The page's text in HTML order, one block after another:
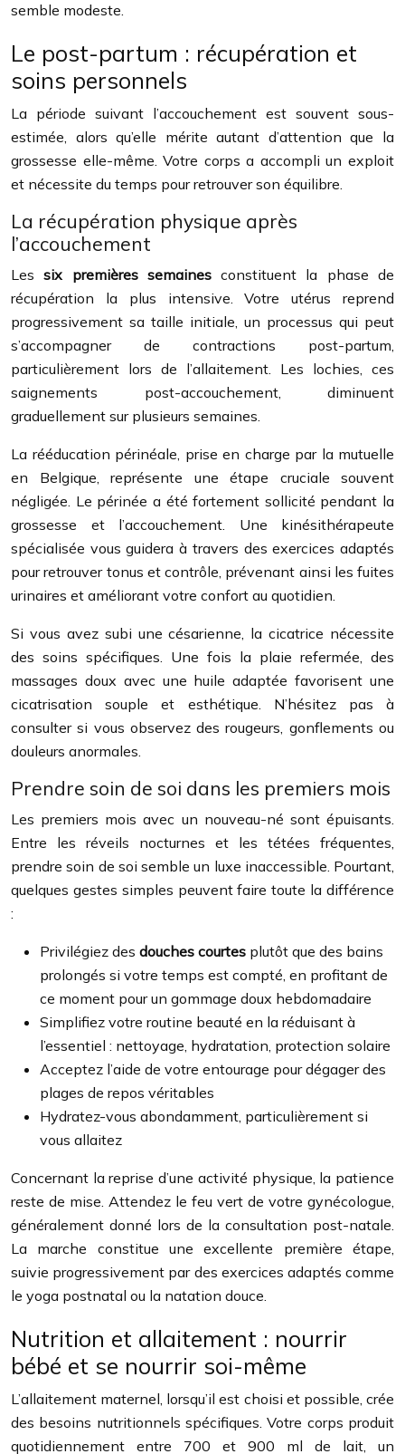
semble modeste.
Le post-partum : récupération et
soins personnels
La période suivant l’accouchement est souvent sous-
estimée, alors qu’elle mérite autant d’attention que la
grossesse elle-même. Votre corps a accompli un exploit
et nécessite du temps pour retrouver son équilibre.
La récupération physique après
l’accouchement
Lessix premières semainesconstituent la phase de
récupération la plus intensive. Votre utérus reprend
progressivement sa taille initiale, un processus qui peut
s’accompagner de contractions post-partum,
particulièrement lors de l’allaitement. Les lochies, ces
saignements post-accouchement, diminuent
graduellement sur plusieurs semaines.
La rééducation périnéale, prise en charge par la mutuelle
en Belgique, représente une étape cruciale souvent
négligée. Le périnée a été fortement sollicité pendant la
grossesse et l’accouchement. Une kinésithérapeute
spécialisée vous guidera à travers des exercices adaptés
pour retrouver tonus et contrôle, prévenant ainsi les fuites
urinaires et améliorant votre confort au quotidien.
Si vous avez subi une césarienne, la cicatrice nécessite
des soins spécifiques. Une fois la plaie refermée, des
massages doux avec une huile adaptée favorisent une
cicatrisation souple et esthétique. N’hésitez pas à
consulter si vous observez des rougeurs, gonflements ou
douleurs anormales.
Prendre soin de soi dans les premiers mois
Les premiers mois avec un nouveau-né sont épuisants.
Entre les réveils nocturnes et les tétées fréquentes,
prendre soin de soi semble un luxe inaccessible. Pourtant,
quelques gestes simples peuvent faire toute la différence
:
Privilégiez des douches courtes plutôt que des bains
prolongés si votre temps est compté, en profitant de
ce moment pour un gommage doux hebdomadaire
Simplifiez votre routine beauté en la réduisant à
l’essentiel : nettoyage, hydratation, protection solaire
Acceptez l’aide de votre entourage pour dégager des
plages de repos véritables
Hydratez-vous abondamment, particulièrement si
vous allaitez
Concernant la reprise d’une activité physique, la patience
reste de mise. Attendez le feu vert de votre gynécologue,
généralement donné lors de la consultation post-natale.
La marche constitue une excellente première étape,
suivie progressivement par des exercices adaptés comme
le yoga postnatal ou la natation douce.
Nutrition et allaitement : nourrir
bébé et se nourrir soi-même
L’allaitement maternel, lorsqu’il est choisi et possible, crée
des besoins nutritionnels spécifiques. Votre corps produit
quotidiennement entre 700 et 900 ml de lait, un